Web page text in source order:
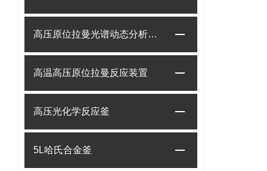
高压原位拉曼光谱动态分析系统
高温高压原位拉曼反应装置
高压光化学反应釜
5L哈氏合金釜